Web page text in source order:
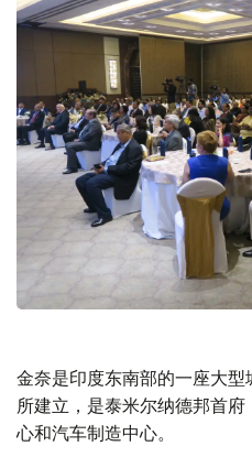
金奈是印度东南部的一座大
所建立，是泰米尔纳德邦首
心和汽车制造中心。